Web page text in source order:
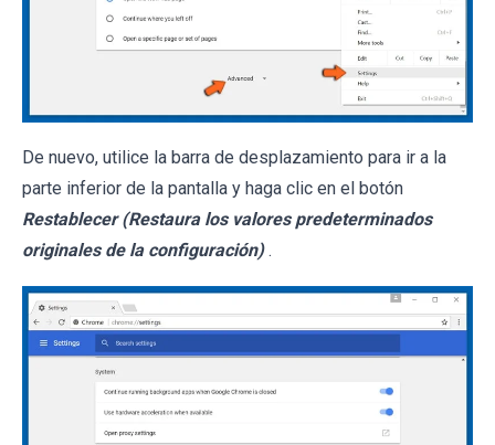
De nuevo, utilice la barra de desplazamiento para ir a la
parte inferior de la pantalla y haga clic en el botón
Restablecer (Restaura los valores predeterminados
originales de la configuración) .